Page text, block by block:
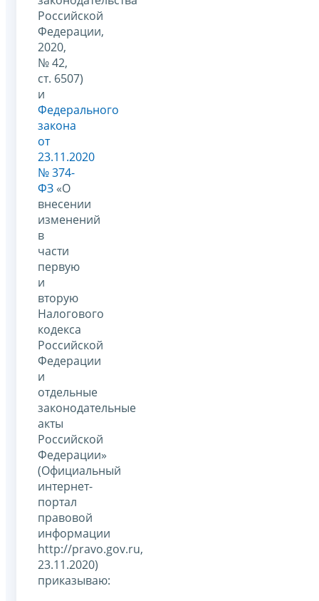
Российской
Федерации,
2020,
№ 42,
ст. 6507)
и
Федерального
закона
от
23.11.2020
№ 374-
ФЗ «О
внесении
изменений
в
части
первую
и
вторую
Налогового
кодекса
Российской
Федерации
и
отдельные
законодательные
акты
Российской
Федерации»
(Официальный
интернет-
портал
правовой
информации
http://pravo.gov.ru,
23.11.2020)
приказываю: